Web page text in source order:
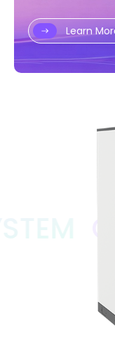
Learn
C&I